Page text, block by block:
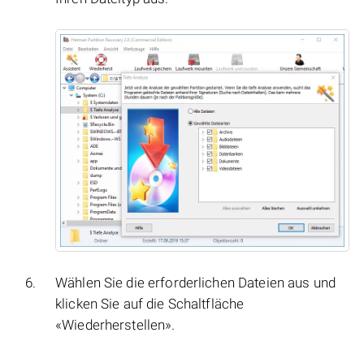
Wählen Sie die erforderlichen Dateien aus und
klicken Sie auf die Schaltfläche
«Wiederherstellen».